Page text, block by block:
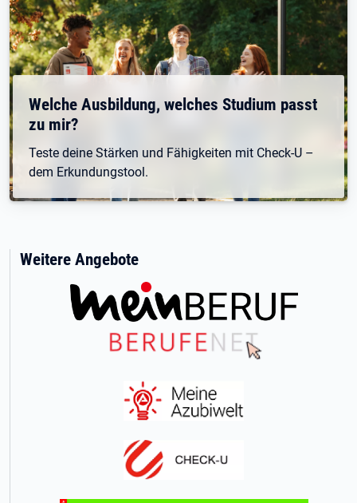
Welche Ausbildung, welches Studium passt
zu mir?
Teste deine Stärken und Fähigkeiten mit Check-U –
dem Erkundungstool.
Weitere Angebote